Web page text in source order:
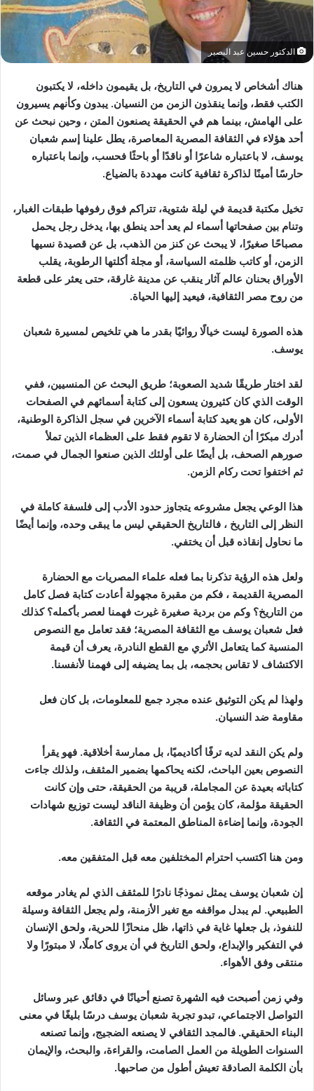
الدكتور حسين عبد البصير
هناك أشخاص لا يمرون في التاريخ، بل يقيمون داخله، لا يكتبون
الكتب فقط، وإنما ينقذون الزمن من النسيان. يبدون وكأنهم يسيرون
على الهامش، بينما هم في الحقيقة يصنعون المتن ، وحين نبحث عن
أحد هؤلاء في الثقافة المصرية المعاصرة، يطل علينا إسم شعبان
يوسف، لا باعتباره شاعرًا أو ناقدًا أو باحثًا فحسب، وإنما باعتباره
حارسًا أمينًا لذاكرة ثقافية كانت مهددة بالضياع.
تخيل مكتبة قديمة في ليلة شتوية، تتراكم فوق رفوفها طبقات الغبار،
وتنام بين صفحاتها أسماء لم يعد أحد ينطق بها، يدخل رجل يحمل
مصباحًا صغيرًا، لا يبحث عن كنز من الذهب، بل عن قصيدة نسيها
الزمن، أو كاتب ظلمته السياسة، أو مجلة أكلتها الرطوبة، يقلب
الأوراق بحنان عالم آثار ينقب عن مدينة غارقة، حتى يعثر على قطعة
من روح مصر الثقافية، فيعيد إليها الحياة.
هذه الصورة ليست خيالًا روائيًا بقدر ما هي تلخيص لمسيرة شعبان
يوسف.
لقد اختار طريقًا شديد الصعوبة؛ طريق البحث عن المنسيين، ففي
الوقت الذي كان كثيرون يسعون إلى كتابة أسمائهم في الصفحات
الأولى، كان هو يعيد كتابة أسماء الآخرين في سجل الذاكرة الوطنية،
أدرك مبكرًا أن الحضارة لا تقوم فقط على العظماء الذين تملأ
صورهم الصحف، بل أيضًا على أولئك الذين صنعوا الجمال في صمت،
ثم اختفوا تحت ركام الزمن.
هذا الوعي يجعل مشروعه يتجاوز حدود الأدب إلى فلسفة كاملة في
النظر إلى التاريخ ، فالتاريخ الحقيقي ليس ما يبقى وحده، وإنما أيضًا
ما نحاول إنقاذه قبل أن يختفي.
ولعل هذه الرؤية تذكرنا بما فعله علماء المصريات مع الحضارة
المصرية القديمة ، فكم من مقبرة مجهولة أعادت كتابة فصل كامل
من التاريخ؟ وكم من بردية صغيرة غيرت فهمنا لعصر بأكمله؟ كذلك
فعل شعبان يوسف مع الثقافة المصرية؛ فقد تعامل مع النصوص
المنسية كما يتعامل الأثري مع القطع النادرة، يعرف أن قيمة
الاكتشاف لا تقاس بحجمه، بل بما يضيفه إلى فهمنا لأنفسنا.
ولهذا لم يكن التوثيق عنده مجرد جمع للمعلومات، بل كان فعل
مقاومة ضد النسيان.
ولم يكن النقد لديه ترفًا أكاديميًا، بل ممارسة أخلاقية. فهو يقرأ
النصوص بعين الباحث، لكنه يحاكمها بضمير المثقف، ولذلك جاءت
كتاباته بعيدة عن المجاملة، قريبة من الحقيقة، حتى وإن كانت
الحقيقة مؤلمة، كان يؤمن أن وظيفة الناقد ليست توزيع شهادات
الجودة، وإنما إضاءة المناطق المعتمة في الثقافة.
ومن هنا اكتسب احترام المختلفين معه قبل المتفقين معه.
إن شعبان يوسف يمثل نموذجًا نادرًا للمثقف الذي لم يغادر موقعه
الطبيعي. لم يبدل مواقفه مع تغير الأزمنة، ولم يجعل الثقافة وسيلة
للنفوذ، بل جعلها غاية في ذاتها، ظل منحازًا للحرية، ولحق الإنسان
في التفكير والإبداع، ولحق التاريخ في أن يروى كاملًا، لا مبتورًا ولا
منتقى وفق الأهواء.
وفي زمن أصبحت فيه الشهرة تصنع أحيانًا في دقائق عبر وسائل
التواصل الاجتماعي، تبدو تجربة شعبان يوسف درسًا بليغًا في معنى
البناء الحقيقي. فالمجد الثقافي لا يصنعه الضجيج، وإنما تصنعه
السنوات الطويلة من العمل الصامت، والقراءة، والبحث، والإيمان
بأن الكلمة الصادقة تعيش أطول من صاحبها.